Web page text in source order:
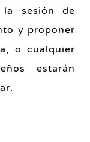
la sesión de
y proponer
o cualquier
estarán